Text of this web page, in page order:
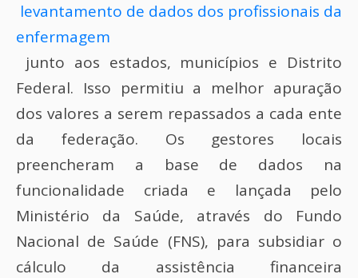
levantamento de dados dos profissionais da
enfermagem
junto aos estados, municípios e Distrito
Federal. Isso permitiu a melhor apuração
dos valores a serem repassados a cada ente
da federação. Os gestores locais
preencheram a base de dados na
funcionalidade criada e lançada pelo
Ministério da Saúde, através do Fundo
Nacional de Saúde (FNS), para subsidiar o
cálculo da assistência financeira